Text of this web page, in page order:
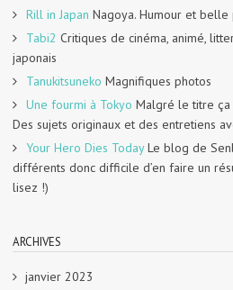
Rill in Japan Nagoya. Humour et belle
Tabi2 Critiques de cinéma, animé,
japonais
Tanukitsuneko Magnifiques photos
Une fourmi à Tokyo Malgré le titre ça
Des sujets originaux et des entretiens
Your Hero Dies TodayLe blog de
différents donc difficile d’en faire un
lisez !)
ARCHIVES
janvier 2023